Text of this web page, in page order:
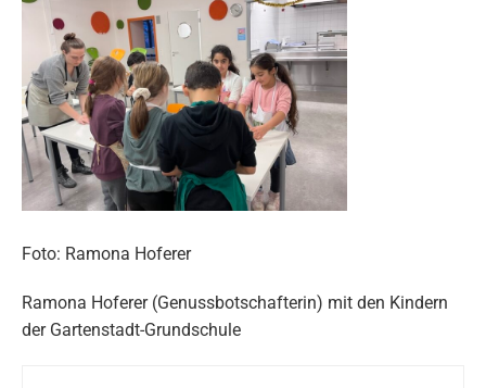
Foto: Ramona Hoferer
Ramona Hoferer (Genussbotschafterin) mit den Kindern
der Gartenstadt-Grundschule